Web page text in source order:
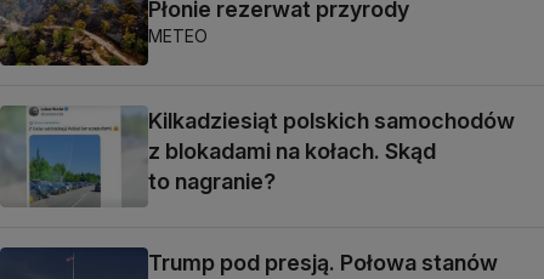
Płonie rezerwat przyrody
METEO
Kilkadziesiąt polskich samochodów
z blokadami na kołach. Skąd
to nagranie?
Trump pod presją. Połowa stanów